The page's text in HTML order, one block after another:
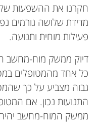
חקרנו את ההשפעות
מדידת שלושה גורמים
פעילות מוחית ותנועה.
דיוק ממשק מוח-מחשב
כל אחד מהמטופלים
גבוה מצביע על כך
התנועות נכון. אם